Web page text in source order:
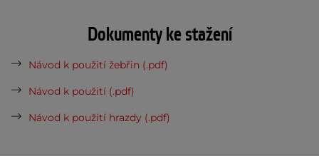
Dokumenty ke stažení
Návod k použití žebřin (.pdf)
Návod k použití (.pdf)
Návod k použití hrazdy (.pdf)